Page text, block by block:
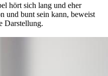
hört sich lang und eher
und bunt sein kann, beweist
Darstellung.